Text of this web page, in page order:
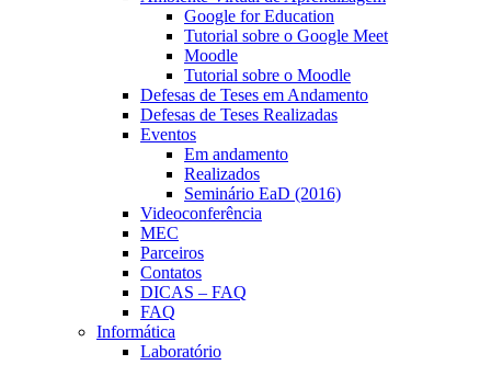
Google for Education
Tutorial sobre o Google Meet
Moodle
Tutorial sobre o Moodle
Defesas de Teses em Andamento
Defesas de Teses Realizadas
Eventos
Em andamento
Realizados
Seminário EaD (2016)
Videoconferência
MEC
Parceiros
Contatos
DICAS – FAQ
FAQ
Informática
Laboratório